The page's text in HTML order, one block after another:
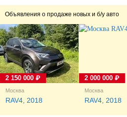
Объявления о продаже новых и б/у авто
Москва
RAV4, 2018
2 150 000 ₽
Москва
RAV4, 2018
2 000 000 ₽